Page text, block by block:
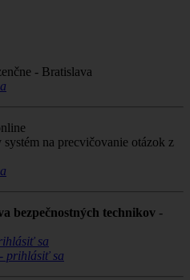
- Bratislava
na precvičovanie otázok z
bezpečnostných technikov -
sa
prihlásiť sa